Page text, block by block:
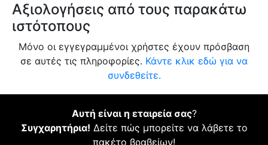
Αξιολογήσεις από τους παρακάτω
ιστότοπους
Μόνο οι εγγεγραμμένοι χρήστες έχουν πρόσβαση
σε αυτές τις πληροφορίες. Κάντε κλικ εδώ για να
συνδεθείτε.
Αυτή είναι η εταιρεία σας?
Συγχαρητήρια! Δείτε πώς μπορείτε να λάβετε το
πακέτο βραβείων!